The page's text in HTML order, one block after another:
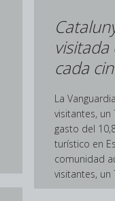
cada
La
visitantes, un
gasto del
turístico en
comunidad
visitantes, un